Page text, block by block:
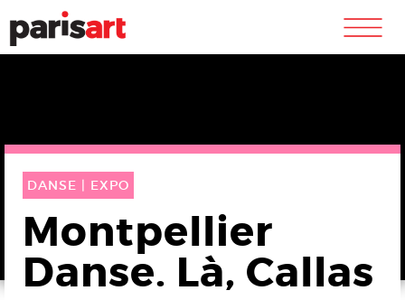
m
DANSE | EXPO
Montpellier
Danse. Là, Callas